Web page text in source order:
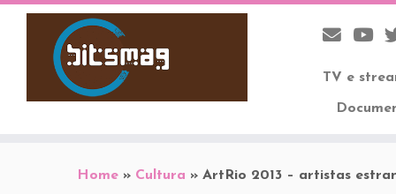
TV e
Home » Cultura » ArtRio 2013 – artistas